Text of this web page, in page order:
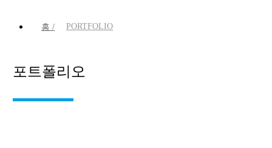
홈 / PORTFOLIO
포트폴리오